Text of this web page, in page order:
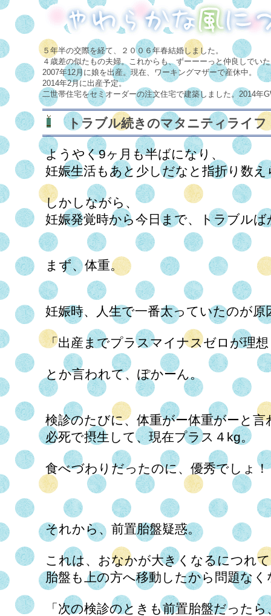
５年半の交際を経て、２００６年春結婚しました。
４歳差の似たもの夫婦。これからも、ずーーーっと仲良しでい
2007年12月に娘を出産。現在、ワーキングマザーで産休中。
2014年2月に出産予定。
二世帯住宅をセミオーダーの注文住宅で建築しました。2014年
トラブル続きのマタニティライフ
ようやく9ヶ月も半ばになり、
妊娠生活もあと少しだなと指折り数
しかしながら、
妊娠発覚時から今日まで、トラブルば
まず、体重。
妊娠時、人生で一番太っていたのが原
「出産までプラスマイナスゼロが理想
とか言われて、ぽかーん。
検診のたびに、体重がー体重がーと言
必死で摂生して、現在プラス４kg。
食べづわりだったのに、優秀でしょ！
それから、前置胎盤疑惑。
これは、おなかが大きくなるにつれ
胎盤も上の方へ移動したから問題な
「次の検診のときも前置胎盤だった